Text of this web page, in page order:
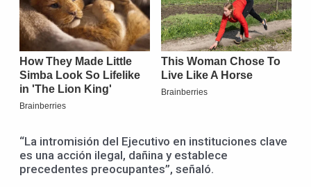
“La intromisión del Ejecutivo en instituciones clave
es una acción ilegal, dañina y establece
precedentes preocupantes”, señaló.